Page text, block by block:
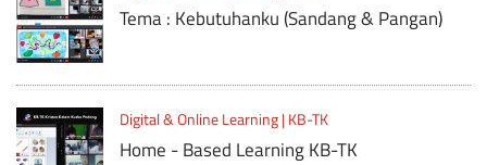
Tema : Kebutuhanku (Sandang & Pangan)
Digital & Online Learning | KB-TK
Home - Based Learning KB-TK